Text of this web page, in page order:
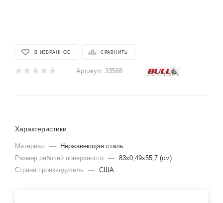
В ИЗБРАННОЕ СРАВНИТЬ
Артикул: 33568
Характеристики
Материал —
Нержавеющая сталь
Размер рабочей поверхности — 83х0,49х55,7 (см)
Страна производитель
— США